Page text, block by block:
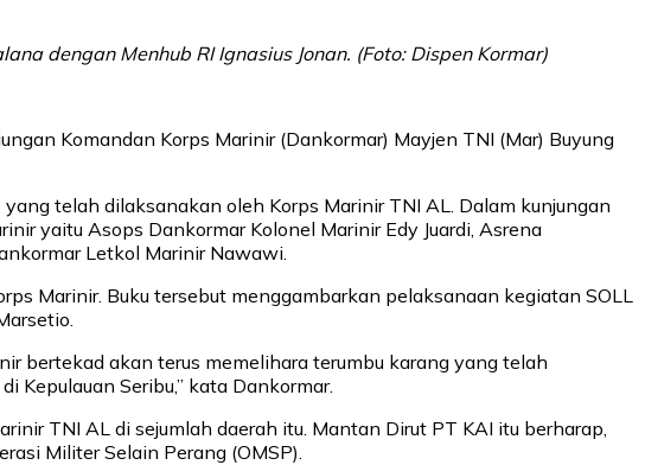
dengan Menhub RI Ignasius Jonan. (Foto: Dispen Kormar)
Komandan Korps Marinir (Dankormar) Mayjen TNI (Mar) Buyung
yang telah dilaksanakan oleh Korps Marinir TNI AL. Dalam kunjungan
yaitu Asops Dankormar Kolonel Marinir Edy Juardi, Asrena
Letkol Marinir Nawawi.
Marinir. Buku tersebut menggambarkan pelaksanaan kegiatan SOLL
bertekad akan terus memelihara terumbu karang yang telah
Kepulauan Seribu,” kata Dankormar.
TNI AL di sejumlah daerah itu. Mantan Dirut PT KAI itu berharap,
Militer Selain Perang (OMSP).